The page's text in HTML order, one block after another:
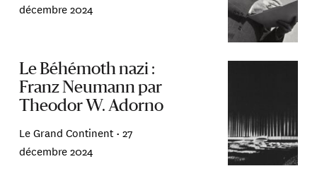
décembre 2024
Le Béhémoth nazi :
Franz Neumann par
Theodor W. Adorno
Le Grand Continent •27
décembre 2024